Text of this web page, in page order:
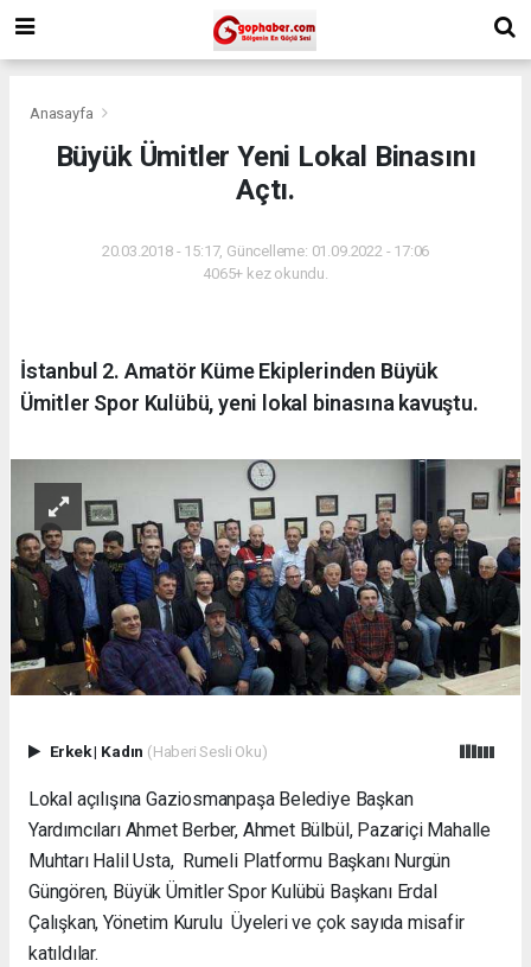
Anasayfa
Büyük Ümitler Yeni Lokal Binasını
Açtı.
20.03.2018 - 15:17, Güncelleme: 01.09.2022 - 17:06
4065+ kez okundu.
İstanbul 2. Amatör Küme Ekiplerinden Büyük
Ümitler Spor Kulübü, yeni lokal binasına kavuştu.
Erkek| Kadın (Haberi Sesli Oku)
Lokal açılışına Gaziosmanpaşa Belediye Başkan
Yardımcıları Ahmet Berber, Ahmet Bülbül, Pazariçi Mahalle
Muhtarı Halil Usta, Rumeli Platformu Başkanı Nurgün
Güngören, Büyük Ümitler Spor Kulübü Başkanı Erdal
Çalışkan, Yönetim Kurulu Üyeleri ve çok sayıda misafir
katıldılar.